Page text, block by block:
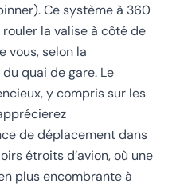
Ce système à 360
la valise à côté de
vous, selon la
quai de gare. Le
y compris sur les
de déplacement dans
étroits d’avion, où une
plus encombrante à